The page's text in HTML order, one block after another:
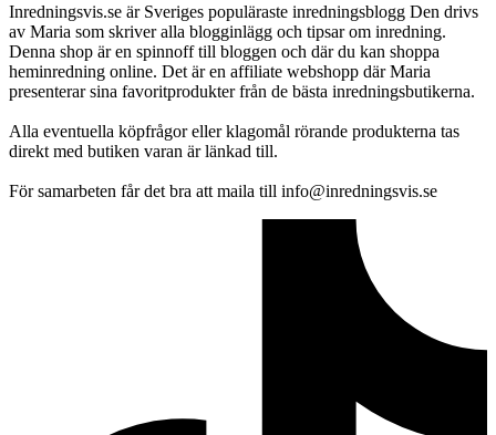
Inredningsvis.se är Sveriges populäraste inredningsblogg Den drivs
av Maria som skriver alla blogginlägg och tipsar om inredning.
Denna shop är en spinnoff till bloggen och där du kan shoppa
heminredning online. Det är en affiliate webshopp där Maria
presenterar sina favoritprodukter från de bästa inredningsbutikerna.
Alla eventuella köpfrågor eller klagomål rörande produkterna tas
direkt med butiken varan är länkad till.
För samarbeten får det bra att maila till info@inredningsvis.se